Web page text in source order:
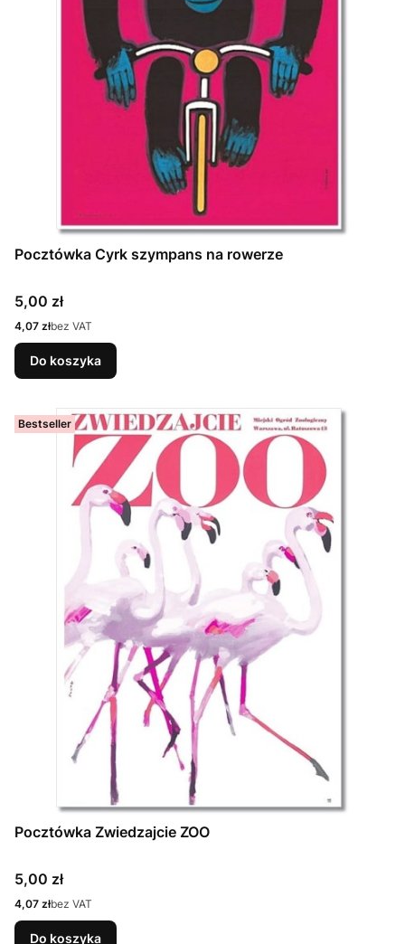
Pocztówka Cyrk szympans na rowerze
Cena
5,00 zł
Cena
4,07 złbez VAT
Do koszyka
Bestseller
Pocztówka Zwiedzajcie ZOO
Cena
5,00 zł
Cena
4,07 złbez VAT
Do koszyka